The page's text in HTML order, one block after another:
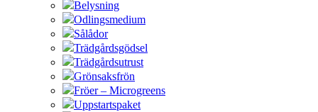
Belysning
Odlingsmedium
Sålådor
Trädgårdsgödsel
Trädgårdsutrust
Grönsaksfrön
Fröer – Microgreens
Uppstartspaket